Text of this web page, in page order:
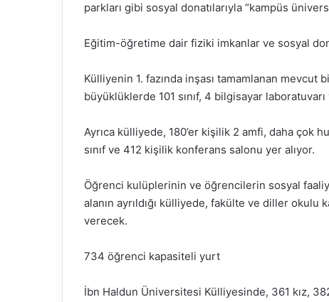
parkları gibi sosyal donatılarıyla “kampüs
Eğitim-öğretime dair fiziki imkanlar ve sosyal
Külliyenin 1. fazında inşası tamamlanan
büyüklüklerde 101 sınıf, 4 bilgisayar
Ayrıca külliyede, 180’er kişilik 2 amfi, daha çok
sınıf ve 412 kişilik konferans salonu yer alıyor.
Öğrenci kulüplerinin ve öğrencilerin sosyal
alanın ayrıldığı külliyede, fakülte ve diller
verecek.
734 öğrenci kapasiteli yurt
İbn Haldun Üniversitesi Külliyesinde, 361 kız,